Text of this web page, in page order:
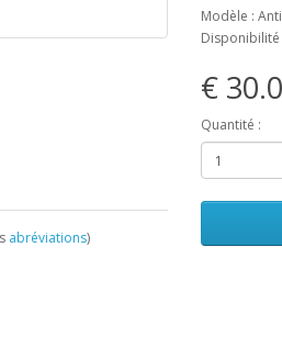
abréviations)
Modèle :
Disponibilité
€
Quantité :